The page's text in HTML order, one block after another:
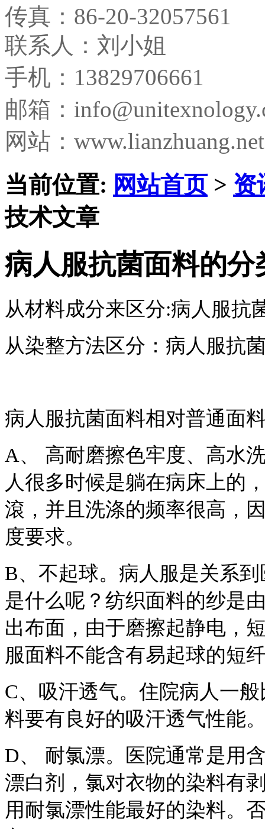
传真： 86-20-32057561
联系人：刘小姐
手机：13829706661
邮箱：
网站：www.lianzhuang.net
当前位置: 网站首页> 资
技术文章
病人服抗菌面料的分
从材料成分来区分:病人服抗
从染整方法区分：病人服抗
病人服抗菌面料相对普通面
A、 高耐磨擦色牢度、高水
人很多时候是躺在病床上的
滾，并且洗涤的频率很高，
度要求。
B、不起球。病人服是关系
是什么呢？纺织面料的纱是
出布面，由于磨擦起静电，
服面料不能含有易起球的短
C、吸汗透气。住院病人一
料要有良好的吸汗透气性能
D、 耐氯漂。医院通常是用
漂白剂，氯对衣物的染料有
用耐氯漂性能最好的染料。